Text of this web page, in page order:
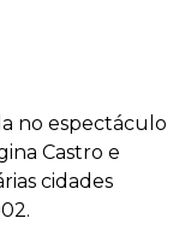
no espectáculo
Castro e
cidades